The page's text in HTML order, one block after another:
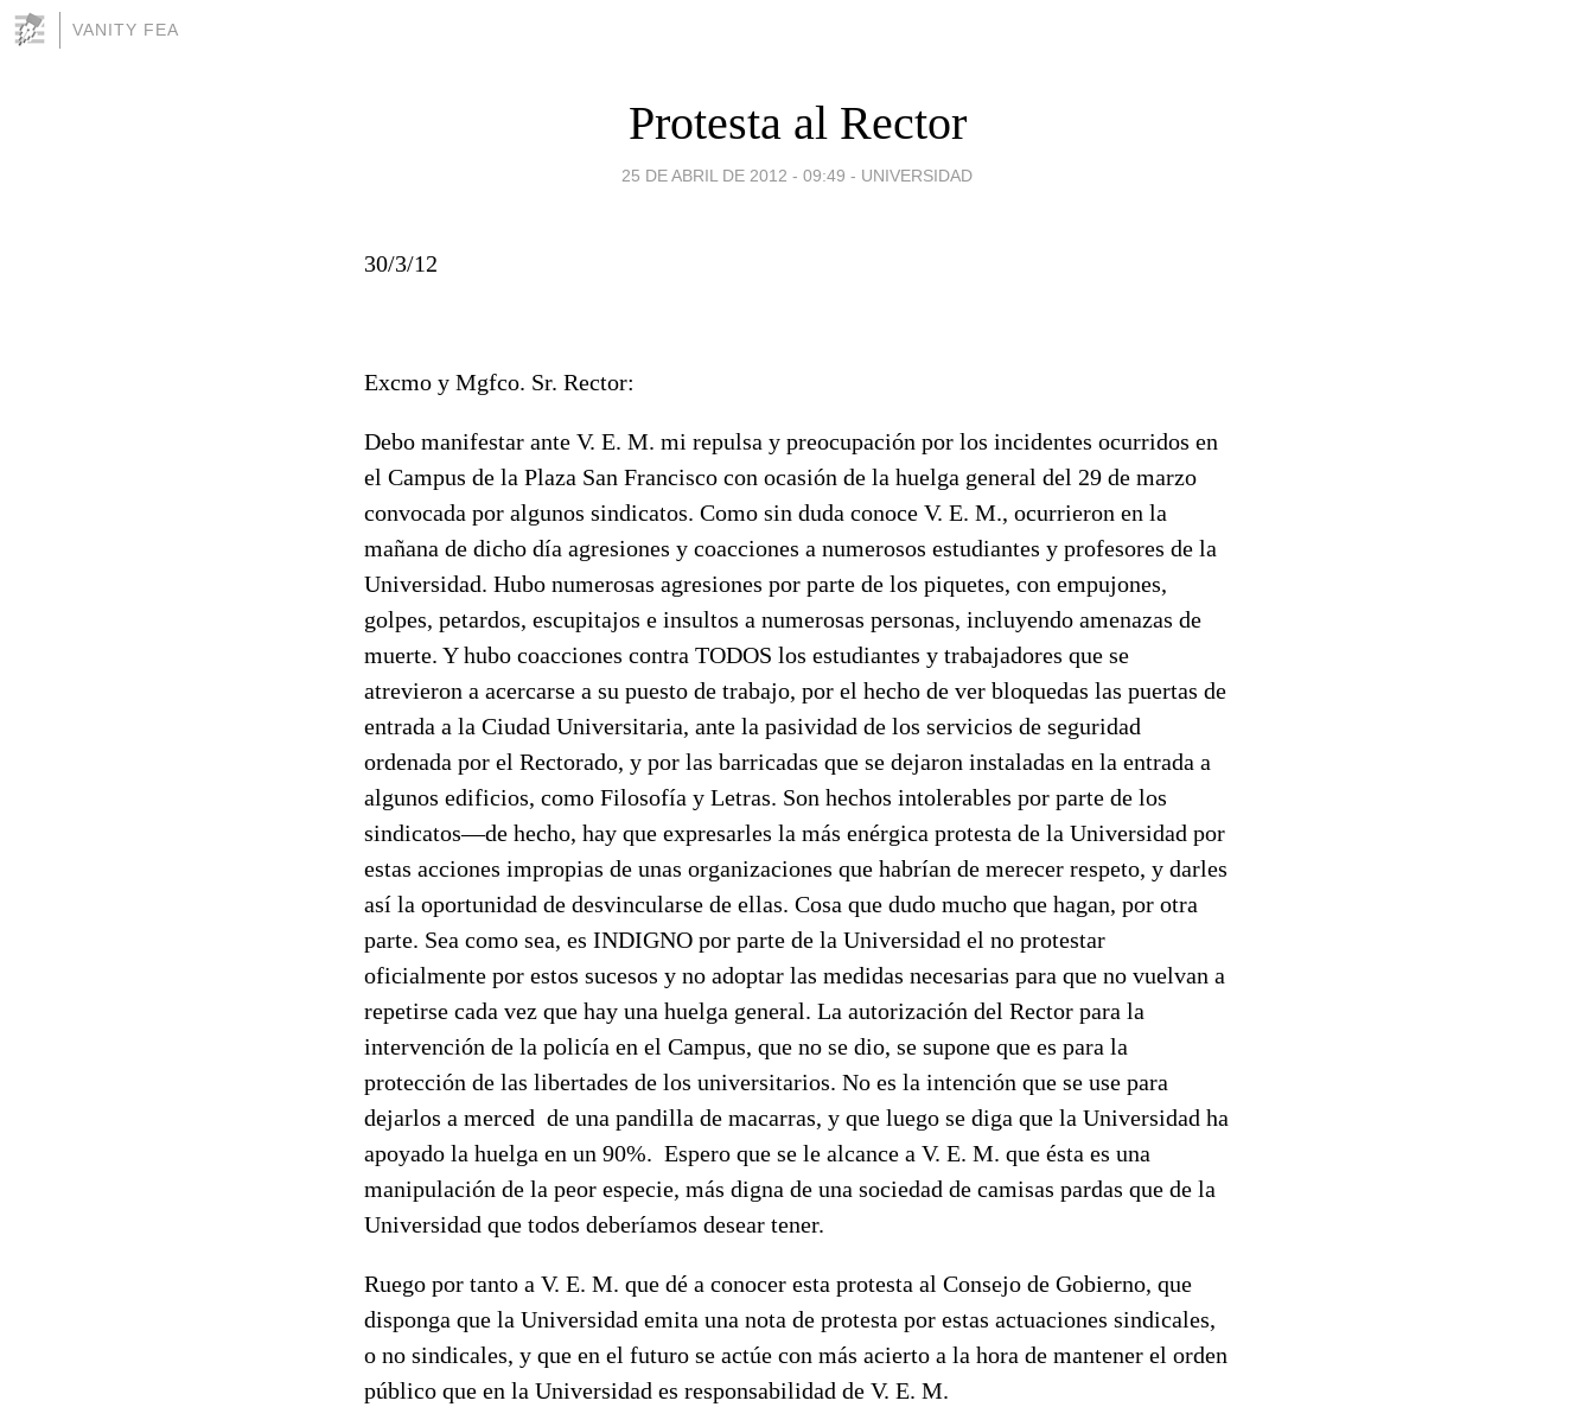
VANITY FEA
Protesta al Rector
25 DE ABRIL DE 2012 - 09:49 - UNIVERSIDAD
30/3/12
Excmo y Mgfco. Sr. Rector:
Debo manifestar ante V. E. M. mi repulsa y preocupación por los incidentes ocurridos en
el Campus de la Plaza San Francisco con ocasión de la huelga general del 29 de marzo
convocada por algunos sindicatos. Como sin duda conoce V. E. M., ocurrieron en la
mañana de dicho día agresiones y coacciones a numerosos estudiantes y profesores de la
Universidad. Hubo numerosas agresiones por parte de los piquetes, con empujones,
golpes, petardos, escupitajos e insultos a numerosas personas, incluyendo amenazas de
muerte. Y hubo coacciones contra TODOS los estudiantes y trabajadores que se
atrevieron a acercarse a su puesto de trabajo, por el hecho de ver bloquedas las puertas de
entrada a la Ciudad Universitaria, ante la pasividad de los servicios de seguridad
ordenada por el Rectorado, y por las barricadas que se dejaron instaladas en la entrada a
algunos edificios, como Filosofía y Letras. Son hechos intolerables por parte de los
sindicatos—de hecho, hay que expresarles la más enérgica protesta de la Universidad por
estas acciones impropias de unas organizaciones que habrían de merecer respeto, y darles
así la oportunidad de desvincularse de ellas. Cosa que dudo mucho que hagan, por otra
parte. Sea como sea, es INDIGNO por parte de la Universidad el no protestar
oficialmente por estos sucesos y no adoptar las medidas necesarias para que no vuelvan a
repetirse cada vez que hay una huelga general. La autorización del Rector para la
intervención de la policía en el Campus, que no se dio, se supone que es para la
protección de las libertades de los universitarios. No es la intención que se use para
dejarlos a merced de una pandilla de macarras, y que luego se diga que la Universidad ha
apoyado la huelga en un 90%. Espero que se le alcance a V. E. M. que ésta es una
manipulación de la peor especie, más digna de una sociedad de camisas pardas que de la
Universidad que todos deberíamos desear tener.
Ruego por tanto a V. E. M. que dé a conocer esta protesta al Consejo de Gobierno, que
disponga que la Universidad emita una nota de protesta por estas actuaciones sindicales,
o no sindicales, y que en el futuro se actúe con más acierto a la hora de mantener el orden
público que en la Universidad es responsabilidad de V. E. M.